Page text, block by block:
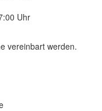
Uhr
vereinbart werden.